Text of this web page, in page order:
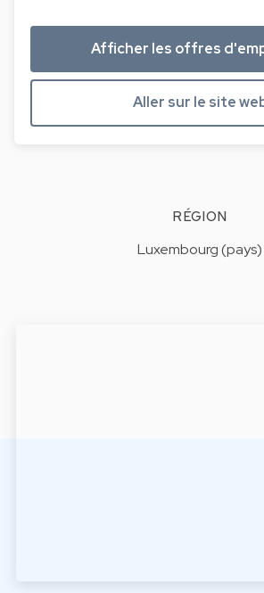
Afficher les offres
Aller sur le site
RÉGION
Luxembourg (pays)